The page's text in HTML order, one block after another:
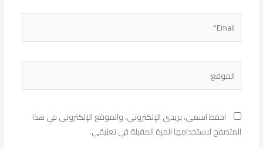
احفظ اسمي، بريدي الإلكتروني، والموقع الإلكتروني في هذا
المتصفح لاستخدامها المرة المقبلة في تعليقي.